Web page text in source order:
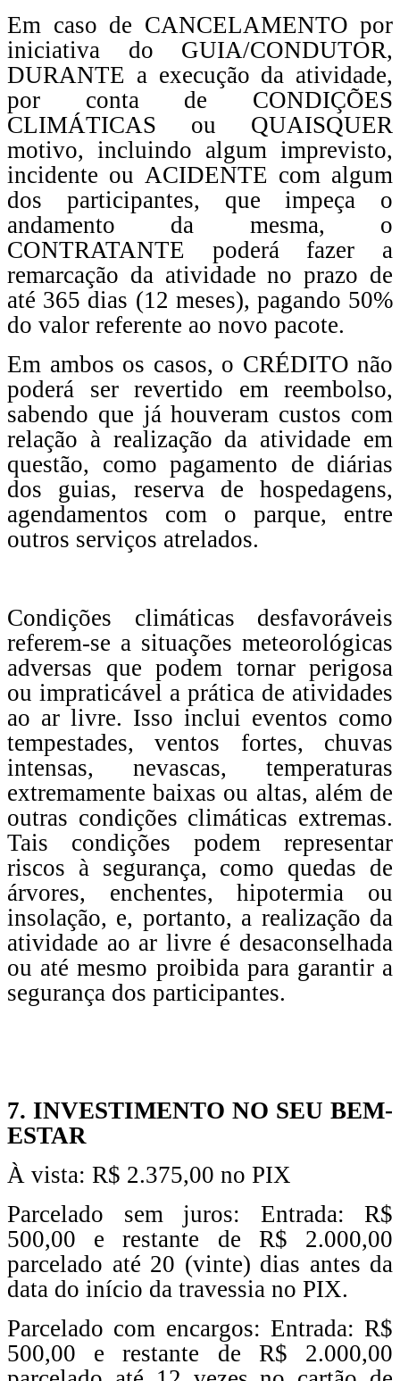
Em caso de CANCELAMENTO por
iniciativa do GUIA/CONDUTOR,
DURANTE a execução da atividade,
por conta de CONDIÇÕES
CLIMÁTICAS ou QUAISQUER
motivo, incluindo algum imprevisto,
incidente ou ACIDENTE com algum
dos participantes, que impeça o
andamento da mesma, o
CONTRATANTE poderá fazer a
remarcação da atividade no prazo de
até 365 dias (12 meses), pagando 50%
do valor referente ao novo pacote.
Em ambos os casos, o CRÉDITO não
poderá ser revertido em reembolso,
sabendo que já houveram custos com
relação à realização da atividade em
questão, como pagamento de diárias
dos guias, reserva de hospedagens,
agendamentos com o parque, entre
outros serviços atrelados.
Condições climáticas desfavoráveis
referem-se a situações meteorológicas
adversas que podem tornar perigosa
ou impraticável a prática de atividades
ao ar livre. Isso inclui eventos como
tempestades, ventos fortes, chuvas
intensas, nevascas, temperaturas
extremamente baixas ou altas, além de
outras condições climáticas extremas.
Tais condições podem representar
riscos à segurança, como quedas de
árvores, enchentes, hipotermia ou
insolação, e, portanto, a realização da
atividade ao ar livre é desaconselhada
ou até mesmo proibida para garantir a
segurança dos participantes.
7. INVESTIMENTO NO SEU BEM-
ESTAR
À vista: R$ 2.375,00 no PIX
Parcelado sem juros: Entrada: R$
500,00 e restante de R$ 2.000,00
parcelado até 20 (vinte) dias antes da
data do início da travessia no PIX.
Parcelado com encargos: Entrada: R$
500,00 e restante de R$ 2.000,00